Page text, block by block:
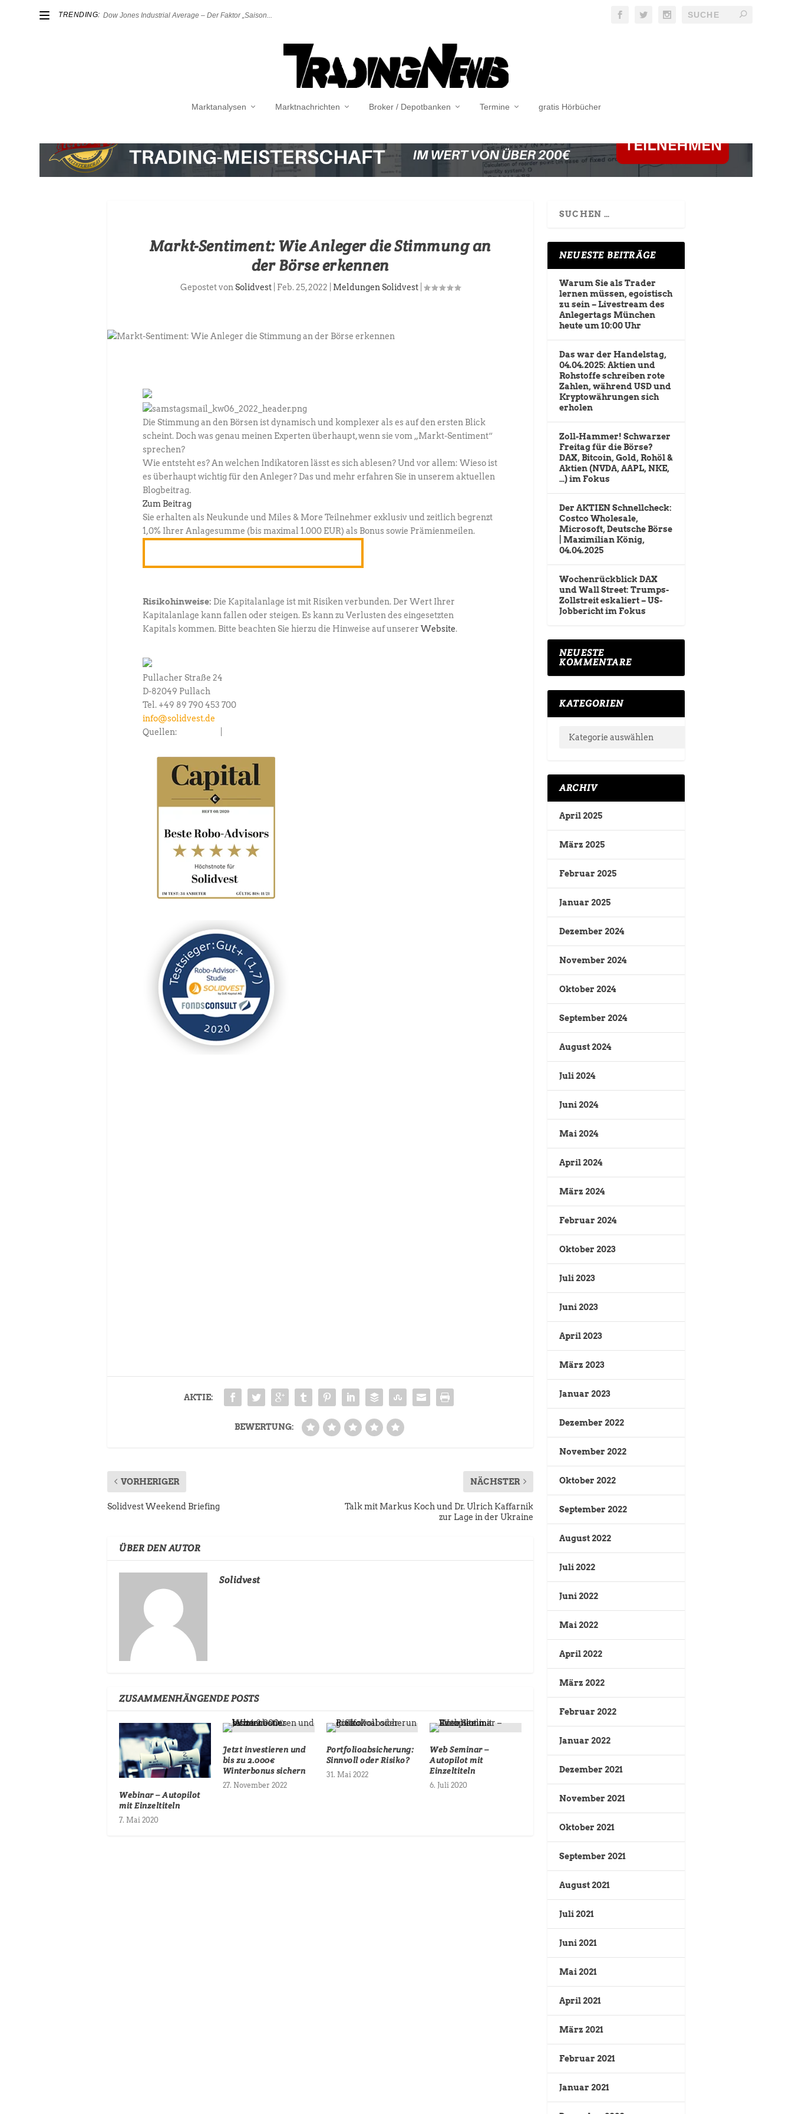
TRENDING: Dow Jones Industrial Average – Der Faktor „Saison...
Marktanalysen Marktnachrichten Broker / Depotbanken Termine gratis Hörbücher
Markt-Sentiment: Wie Anleger die Stimmung an
der Börse erkennen
Gepostet von Solidvest Feb. 25, 2022 Meldungen Solidvest
Die Stimmung an den Börsen ist dynamisch und komplexer als es auf den ersten Blick
scheint. Doch was genau meinen Experten überhaupt, wenn sie vom „Markt-Sentiment“
sprechen?
Wie entsteht es? An welchen Indikatoren lässt es sich ablesen? Und vor allem: Wieso ist
es überhaupt wichtig für den Anleger? Das und mehr erfahren Sie in unserem aktuellen
Blogbeitrag.
Zum Beitrag
Sie erhalten als Neukunde und Miles & More Teilnehmer exklusiv und zeitlich begrenzt
1,0% Ihrer Anlagesumme (bis maximal 1.000 EUR) als Bonus sowie Prämienmeilen.
Risikohinweise: Die Kapitalanlage ist mit Risiken verbunden. Der Wert Ihrer
Kapitalanlage kann fallen oder steigen. Es kann zu Verlusten des eingesetzten
Kapitals kommen. Bitte beachten Sie hierzu die Hinweise auf unserer Website.
Pullacher Straße 24
D-82049 Pullach
Tel. +49 89 790 453 700
info@solidvest.de
Quellen:
AKTIE:
BEWERTUNG:
VORHERIGER
Solidvest Weekend Briefing
NÄCHSTER
Talk mit Markus Koch und Dr. Ulrich Kaffarnik
zur Lage in der Ukraine
ÜBER DEN AUTOR
Solidvest
ZUSAMMENHÄNGENDE POSTS
Webinar – Autopilot
mit Einzeltiteln
7. Mai 2020
Jetzt investieren und
bis zu 2.000€
Winterbonus sichern
27. November 2022
Portfolioabsicherung:
Sinnvoll oder Risiko?
31. Mai 2022
Web Seminar –
Autopilot mit
Einzeltiteln
6. Juli 2020
NEUESTE BEITRÄGE
Warum Sie als Trader
lernen müssen, egoistisch
zu sein – Livestream des
Anlegertags München
heute um 10:00 Uhr
Das war der Handelstag,
04.04.2025: Aktien und
Rohstoffe schreiben rote
Zahlen, während USD und
Kryptowährungen sich
erholen
Zoll-Hammer! Schwarzer
Freitag für die Börse?
DAX, Bitcoin, Gold, Rohöl &
Aktien (NVDA, AAPL, NKE,
…) im Fokus
Der AKTIEN Schnellcheck:
Costco Wholesale,
Microsoft, Deutsche Börse
| Maximilian König,
04.04.2025
Wochenrückblick DAX
und Wall Street: Trumps-
Zollstreit eskaliert – US-
Jobbericht im Fokus
NEUESTE
KOMMENTARE
KATEGORIEN
ARCHIV
April 2025
März 2025
Februar 2025
Januar 2025
Dezember 2024
November 2024
Oktober 2024
September 2024
August 2024
Juli 2024
Juni 2024
Mai 2024
April 2024
März 2024
Februar 2024
Oktober 2023
Juli 2023
Juni 2023
April 2023
März 2023
Januar 2023
Dezember 2022
November 2022
Oktober 2022
September 2022
August 2022
Juli 2022
Juni 2022
Mai 2022
April 2022
März 2022
Februar 2022
Januar 2022
Dezember 2021
November 2021
Oktober 2021
September 2021
August 2021
Juli 2021
Juni 2021
Mai 2021
April 2021
März 2021
Februar 2021
Januar 2021